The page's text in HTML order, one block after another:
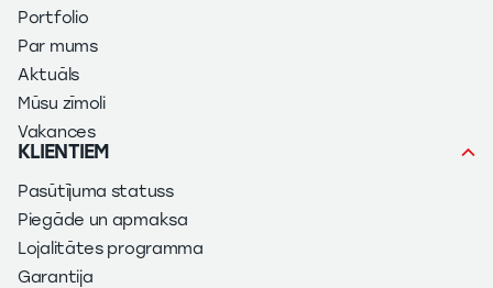
Portfolio
Par mums
Aktuāls
Mūsu zīmoli
Vakances
KLIENTIEM
Pasūtījuma statuss
Piegāde un apmaksa
Lojalitātes programma
Garantija